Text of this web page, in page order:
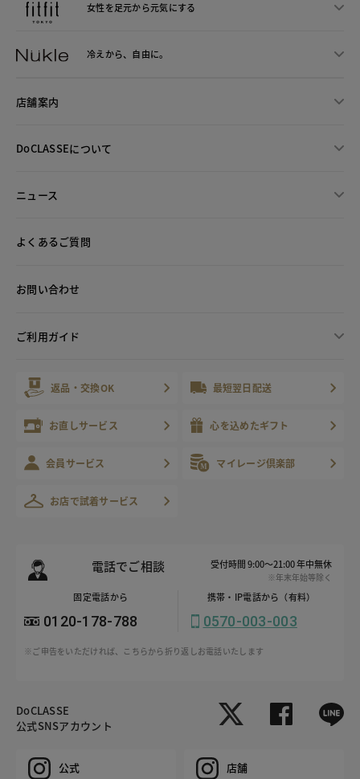
女性を足元から元気にする
冷えから、 自由に。
店舗案内
DoCLASSEについて
ニュース
よくあるご質問
お問い合わせ
ご利用ガイド
返品・交換OK 最短翌日配送
お直しサービス 心を込めたギフト
会員サービス マイレージ倶楽部
お店で試着サービス
電話でご相談 受付時間 9:00～21:00 年中無休
※年末年始等除く
固定電話から
0120-178-788
携帯・IP電話から（有料）
0570-003-003
※ご申告をいただければ、こちらから折り返しお電話いたします
DoCLASSE
公式SNSアカウント
公式 店舗